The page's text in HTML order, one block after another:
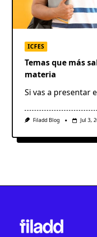
ICFES
Temas que más
materia
Si vas a presentar
Filadd Blog Jul 3,